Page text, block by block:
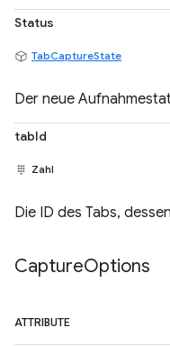
Status
TabCaptureState
Der neue
tabId
Zahl
Die ID des Tabs,
CaptureOptions
ATTRIBUTE